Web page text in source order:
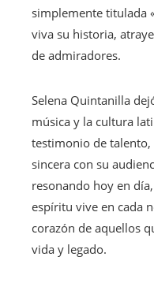
simplemente titulada
viva su historia,
de admiradores.
Selena Quintanilla
música y la cultura
testimonio de
sincera con su
resonando hoy en
espíritu vive en cada
corazón de aquellos
vida y legado.